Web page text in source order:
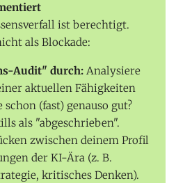
ist berechtigt.
als Blockade:
Audit" durch: Analysiere
aktuellen Fähigkeiten
(fast) genauso gut?
als "abgeschrieben".
zwischen deinem Profil
der KI-Ära (z. B.
kritisches Denken).